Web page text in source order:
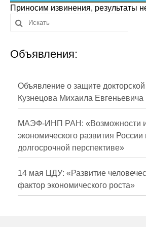
Сотрудники
Отчетность
Противодействие коррупции
Публикации
Научная жизнь
Издания
Проблемы
О журнале
Приносим извинения, результаты
Объявления:
Объявление о защите
Кузнецова Михаила Евгеньевича
МАЭФ-ИНП РАН: «Возможности и
экономического развития России
долгосрочной перспективе»
14 мая ЦДУ: «Развитие
фактор экономического роста»